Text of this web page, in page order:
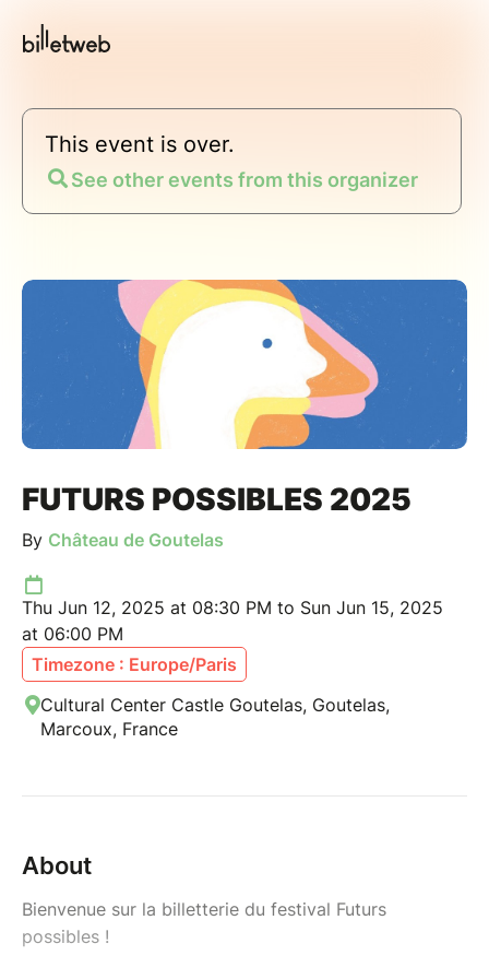
This event is over.
See other events from this organizer
FUTURS POSSIBLES 2025
By Château de Goutelas
Thu Jun 12, 2025 at 08:30 PM to Sun Jun 15, 2025
at 06:00 PM
Timezone : Europe/Paris
Cultural Center Castle Goutelas, Goutelas,
Marcoux, France
About
Bienvenue sur la billetterie du festival Futurs
possibles !